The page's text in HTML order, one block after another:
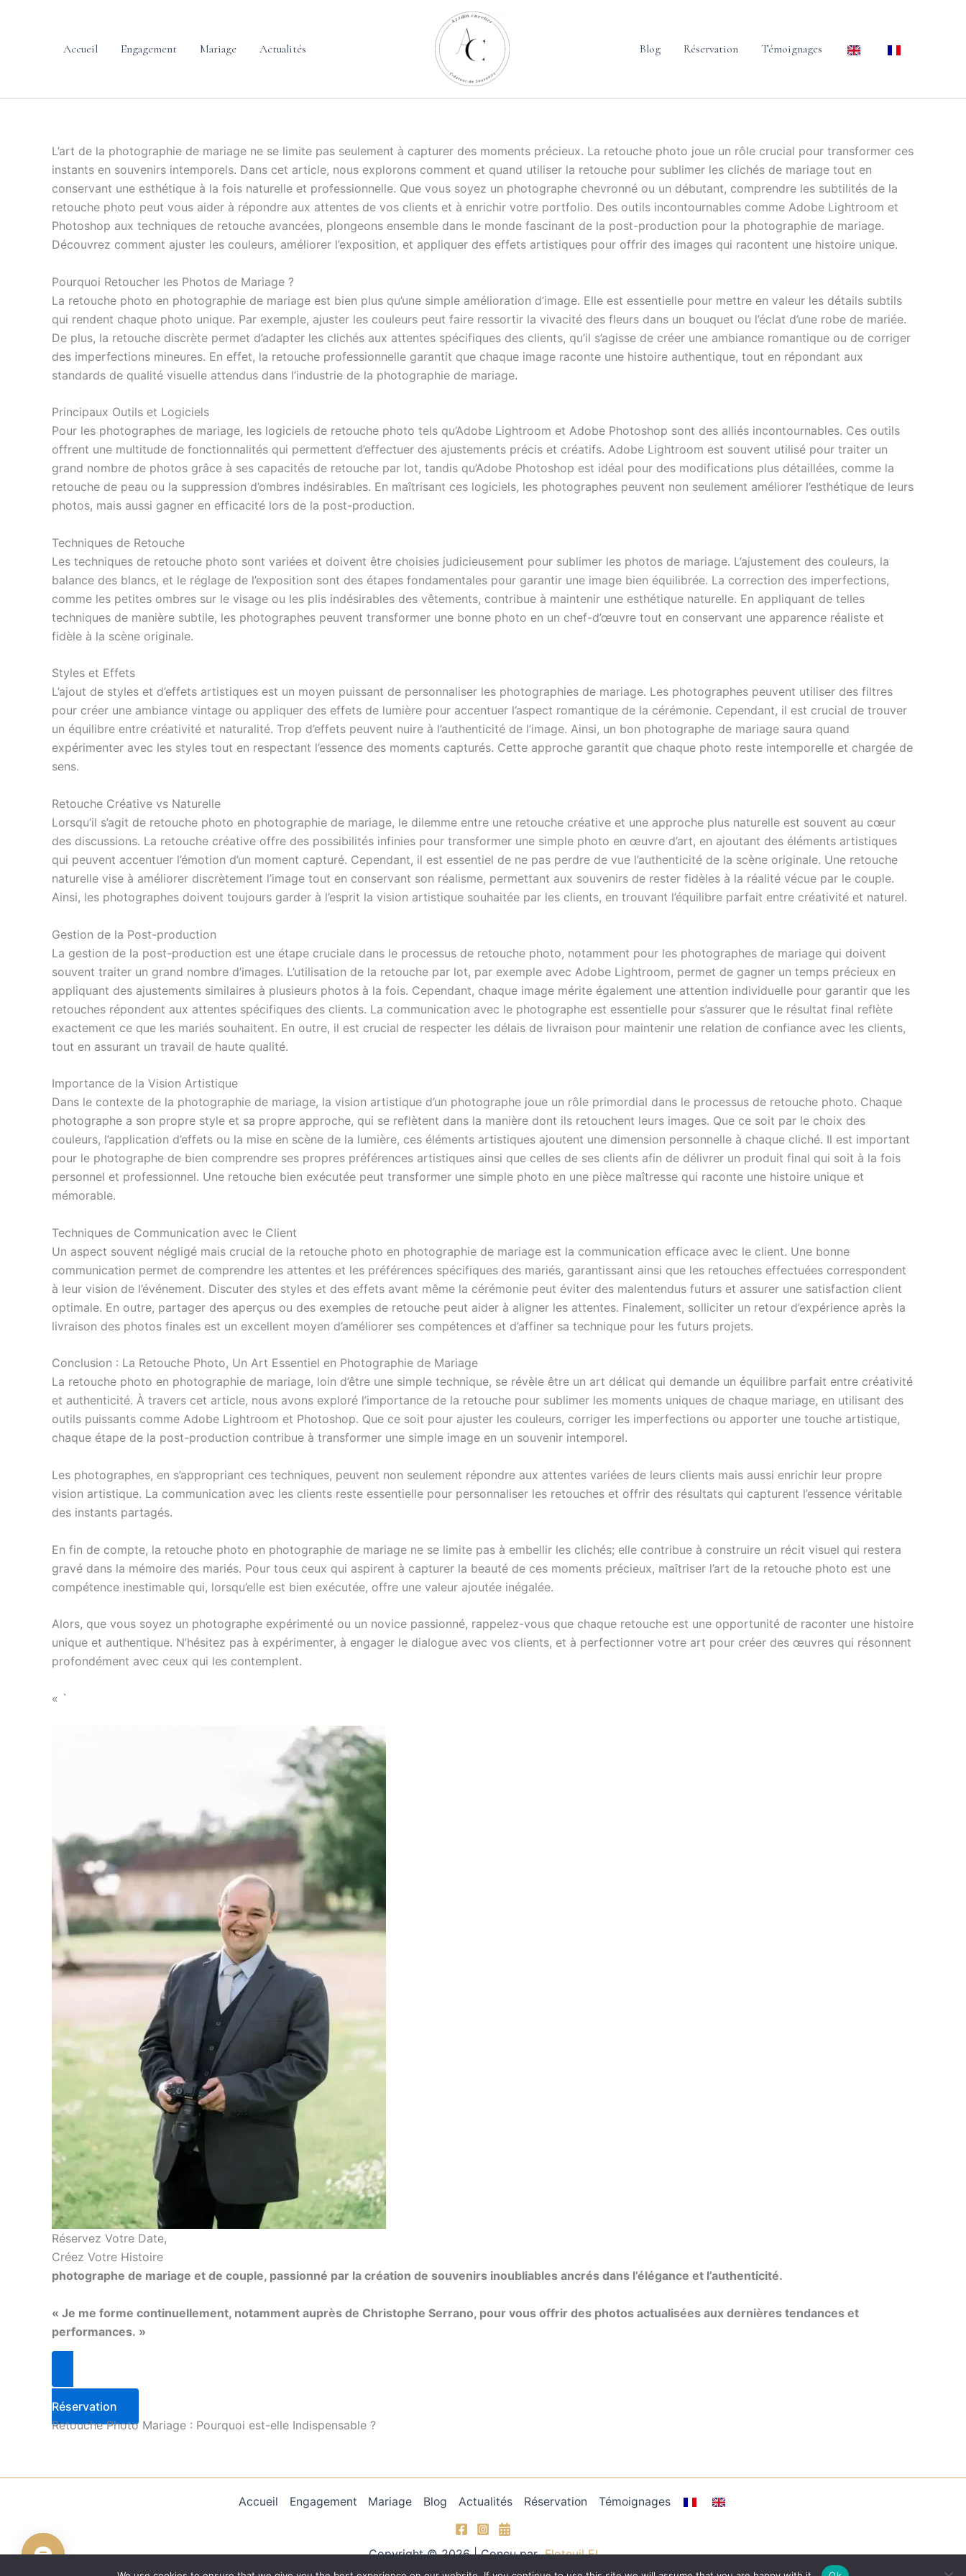
Accueil Engagement Mariage Actualités Blog Réservation Témoignages
L’art de la photographie de mariage ne se limite pas seulement à capturer des moments précieux. La retouche photo joue un rôle crucial pour transformer ces
instants en souvenirs intemporels. Dans cet article, nous explorons comment et quand utiliser la retouche pour sublimer les clichés de mariage tout en
conservant une esthétique à la fois naturelle et professionnelle. Que vous soyez un photographe chevronné ou un débutant, comprendre les subtilités de la
retouche photo peut vous aider à répondre aux attentes de vos clients et à enrichir votre portfolio. Des outils incontournables comme Adobe Lightroom et
Photoshop aux techniques de retouche avancées, plongeons ensemble dans le monde fascinant de la post-production pour la photographie de mariage.
Découvrez comment ajuster les couleurs, améliorer l’exposition, et appliquer des effets artistiques pour offrir des images qui racontent une histoire unique.
Pourquoi Retoucher les Photos de Mariage ?
La retouche photo en photographie de mariage est bien plus qu’une simple amélioration d’image. Elle est essentielle pour mettre en valeur les détails subtils
qui rendent chaque photo unique. Par exemple, ajuster les couleurs peut faire ressortir la vivacité des fleurs dans un bouquet ou l’éclat d’une robe de mariée.
De plus, la retouche discrète permet d’adapter les clichés aux attentes spécifiques des clients, qu’il s’agisse de créer une ambiance romantique ou de corriger
des imperfections mineures. En effet, la retouche professionnelle garantit que chaque image raconte une histoire authentique, tout en répondant aux
standards de qualité visuelle attendus dans l’industrie de la photographie de mariage.
Principaux Outils et Logiciels
Pour les photographes de mariage, les logiciels de retouche photo tels qu’Adobe Lightroom et Adobe Photoshop sont des alliés incontournables. Ces outils
offrent une multitude de fonctionnalités qui permettent d’effectuer des ajustements précis et créatifs. Adobe Lightroom est souvent utilisé pour traiter un
grand nombre de photos grâce à ses capacités de retouche par lot, tandis qu’Adobe Photoshop est idéal pour des modifications plus détaillées, comme la
retouche de peau ou la suppression d’ombres indésirables. En maîtrisant ces logiciels, les photographes peuvent non seulement améliorer l’esthétique de leurs
photos, mais aussi gagner en efficacité lors de la post-production.
Techniques de Retouche
Les techniques de retouche photo sont variées et doivent être choisies judicieusement pour sublimer les photos de mariage. L’ajustement des couleurs, la
balance des blancs, et le réglage de l’exposition sont des étapes fondamentales pour garantir une image bien équilibrée. La correction des imperfections,
comme les petites ombres sur le visage ou les plis indésirables des vêtements, contribue à maintenir une esthétique naturelle. En appliquant de telles
techniques de manière subtile, les photographes peuvent transformer une bonne photo en un chef-d’œuvre tout en conservant une apparence réaliste et
fidèle à la scène originale.
Styles et Effets
L’ajout de styles et d’effets artistiques est un moyen puissant de personnaliser les photographies de mariage. Les photographes peuvent utiliser des filtres
pour créer une ambiance vintage ou appliquer des effets de lumière pour accentuer l’aspect romantique de la cérémonie. Cependant, il est crucial de trouver
un équilibre entre créativité et naturalité. Trop d’effets peuvent nuire à l’authenticité de l’image. Ainsi, un bon photographe de mariage saura quand
expérimenter avec les styles tout en respectant l’essence des moments capturés. Cette approche garantit que chaque photo reste intemporelle et chargée de
sens.
Retouche Créative vs Naturelle
Lorsqu’il s’agit de retouche photo en photographie de mariage, le dilemme entre une retouche créative et une approche plus naturelle est souvent au cœur
des discussions. La retouche créative offre des possibilités infinies pour transformer une simple photo en œuvre d’art, en ajoutant des éléments artistiques
qui peuvent accentuer l’émotion d’un moment capturé. Cependant, il est essentiel de ne pas perdre de vue l’authenticité de la scène originale. Une retouche
naturelle vise à améliorer discrètement l’image tout en conservant son réalisme, permettant aux souvenirs de rester fidèles à la réalité vécue par le couple.
Ainsi, les photographes doivent toujours garder à l’esprit la vision artistique souhaitée par les clients, en trouvant l’équilibre parfait entre créativité et naturel.
Gestion de la Post-production
La gestion de la post-production est une étape cruciale dans le processus de retouche photo, notamment pour les photographes de mariage qui doivent
souvent traiter un grand nombre d’images. L’utilisation de la retouche par lot, par exemple avec Adobe Lightroom, permet de gagner un temps précieux en
appliquant des ajustements similaires à plusieurs photos à la fois. Cependant, chaque image mérite également une attention individuelle pour garantir que les
retouches répondent aux attentes spécifiques des clients. La communication avec le photographe est essentielle pour s’assurer que le résultat final reflète
exactement ce que les mariés souhaitent. En outre, il est crucial de respecter les délais de livraison pour maintenir une relation de confiance avec les clients,
tout en assurant un travail de haute qualité.
Importance de la Vision Artistique
Dans le contexte de la photographie de mariage, la vision artistique d’un photographe joue un rôle primordial dans le processus de retouche photo. Chaque
photographe a son propre style et sa propre approche, qui se reflètent dans la manière dont ils retouchent leurs images. Que ce soit par le choix des
couleurs, l’application d’effets ou la mise en scène de la lumière, ces éléments artistiques ajoutent une dimension personnelle à chaque cliché. Il est important
pour le photographe de bien comprendre ses propres préférences artistiques ainsi que celles de ses clients afin de délivrer un produit final qui soit à la fois
personnel et professionnel. Une retouche bien exécutée peut transformer une simple photo en une pièce maîtresse qui raconte une histoire unique et
mémorable.
Techniques de Communication avec le Client
Un aspect souvent négligé mais crucial de la retouche photo en photographie de mariage est la communication efficace avec le client. Une bonne
communication permet de comprendre les attentes et les préférences spécifiques des mariés, garantissant ainsi que les retouches effectuées correspondent
à leur vision de l’événement. Discuter des styles et des effets avant même la cérémonie peut éviter des malentendus futurs et assurer une satisfaction client
optimale. En outre, partager des aperçus ou des exemples de retouche peut aider à aligner les attentes. Finalement, solliciter un retour d’expérience après la
livraison des photos finales est un excellent moyen d’améliorer ses compétences et d’affiner sa technique pour les futurs projets.
Conclusion : La Retouche Photo, Un Art Essentiel en Photographie de Mariage
La retouche photo en photographie de mariage, loin d’être une simple technique, se révèle être un art délicat qui demande un équilibre parfait entre créativité
et authenticité. À travers cet article, nous avons exploré l’importance de la retouche pour sublimer les moments uniques de chaque mariage, en utilisant des
outils puissants comme Adobe Lightroom et Photoshop. Que ce soit pour ajuster les couleurs, corriger les imperfections ou apporter une touche artistique,
chaque étape de la post-production contribue à transformer une simple image en un souvenir intemporel.
Les photographes, en s’appropriant ces techniques, peuvent non seulement répondre aux attentes variées de leurs clients mais aussi enrichir leur propre
vision artistique. La communication avec les clients reste essentielle pour personnaliser les retouches et offrir des résultats qui capturent l’essence véritable
des instants partagés.
En fin de compte, la retouche photo en photographie de mariage ne se limite pas à embellir les clichés; elle contribue à construire un récit visuel qui restera
gravé dans la mémoire des mariés. Pour tous ceux qui aspirent à capturer la beauté de ces moments précieux, maîtriser l’art de la retouche photo est une
compétence inestimable qui, lorsqu’elle est bien exécutée, offre une valeur ajoutée inégalée.
Alors, que vous soyez un photographe expérimenté ou un novice passionné, rappelez-vous que chaque retouche est une opportunité de raconter une histoire
unique et authentique. N’hésitez pas à expérimenter, à engager le dialogue avec vos clients, et à perfectionner votre art pour créer des œuvres qui résonnent
profondément avec ceux qui les contemplent.
« `
Réservez Votre Date,
Créez Votre Histoire
photographe de mariage et de couple, passionné par la création de souvenirs inoubliables ancrés dans l’élégance et l’authenticité.
« Je me forme continuellement, notamment auprès de Christophe Serrano, pour vous offrir des photos actualisées aux dernières tendances et
performances. »
Réservation
Retouche Photo Mariage : Pourquoi est-elle Indispensable ?
Accueil Engagement Mariage Blog Actualités Réservation Témoignages
Copyright © 2026 | Conçu parFloteuil EI